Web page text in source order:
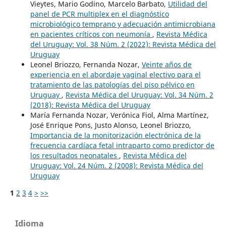
Vieytes, Mario Godino, Marcelo Barbato, Utilidad del
panel de PCR multiplex en el diagnóstico
microbiológico temprano y adecuación antimicrobiana
en pacientes críticos con neumonía , Revista Médica
del Uruguay: Vol. 38 Núm. 2 (2022): Revista Médica del
Uruguay
Leonel Briozzo, Fernanda Nozar, Veinte años de
experiencia en el abordaje vaginal electivo para el
tratamiento de las patologías del piso pélvico en
Uruguay , Revista Médica del Uruguay: Vol. 34 Núm. 2
(2018): Revista Médica del Uruguay
María Fernanda Nozar, Verónica Fiol, Alma Martínez,
José Enrique Pons, Justo Alonso, Leonel Briozzo,
Importancia de la monitorización electrónica de la
frecuencia cardíaca fetal intraparto como predictor de
los resultados neonatales , Revista Médica del
Uruguay: Vol. 24 Núm. 2 (2008): Revista Médica del
Uruguay
1 2 3 4 > >>
Idioma